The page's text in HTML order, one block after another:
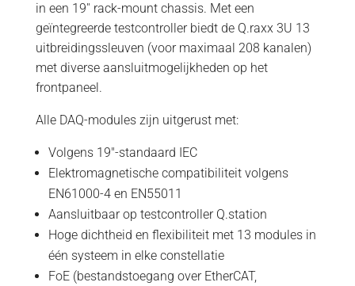
in een 19′′ rack-mount chassis. Met een
geïntegreerde testcontroller biedt de Q.raxx 3U 13
uitbreidingssleuven (voor maximaal 208 kanalen)
met diverse aansluitmogelijkheden op het
frontpaneel.
Alle DAQ-modules zijn uitgerust met:
Volgens 19"-standaard IEC
Elektromagnetische compatibiliteit volgens
EN61000-4 en EN55011
Aansluitbaar op testcontroller Q.station
Hoge dichtheid en flexibiliteit met 13 modules in
één systeem in elke constellatie
FoE (bestandstoegang over EtherCAT,